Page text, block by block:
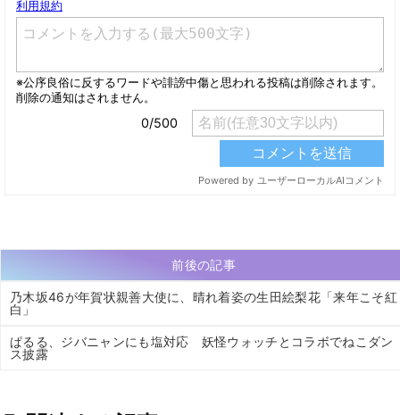
前後の記事
乃木坂46が年賀状親善大使に、晴れ着姿の生田絵梨花「来年こそ紅
白」
ぱるる、ジバニャンにも塩対応 妖怪ウォッチとコラボでねこダン
ス披露